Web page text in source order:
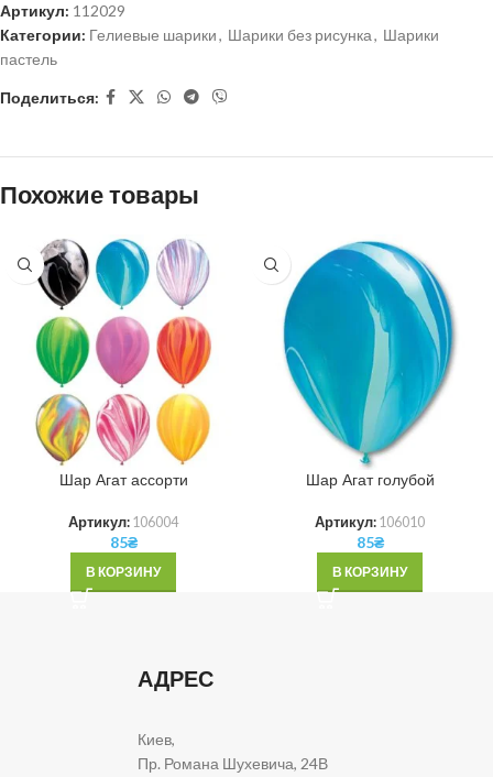
Артикул: 112029
Категории: Гелиевые шарики, Шарики без рисунка, Шарики
пастель
Поделиться:
Похожие товары
Шар Агат ассорти
Артикул: 106004
85₴
В КОРЗИНУ
Шар Агат голубой
Артикул: 106010
85₴
В КОРЗИНУ
АДРЕС
Киев,
Пр. Романа Шухевича, 24В